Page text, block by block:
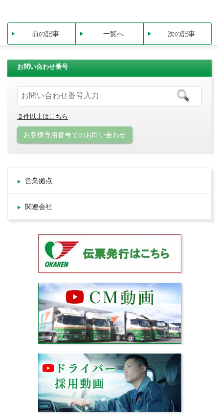
前の記事 一覧へ 次の記事
お問い合わせ番号
２件以上はこちら
お客様専用番号でのお問い合わせ
営業拠点
関連会社